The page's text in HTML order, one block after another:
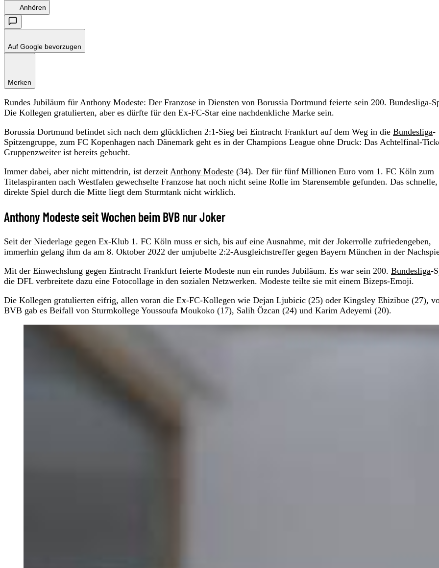
Anhören
Auf Google bevorzugen
Merken
Rundes Jubiläum für Anthony Modeste: Der Franzose in Diensten von Borussia Dortmund feierte sein 200. Bundesliga-
Die Kollegen gratulierten, aber es dürfte für den Ex-FC-Star eine nachdenkliche Marke sein.
Borussia Dortmund befindet sich nach dem glücklichen 2:1-Sieg bei Eintracht Frankfurt auf dem Weg in die Bundesliga-
Spitzengruppe, zum FC Kopenhagen nach Dänemark geht es in der Champions League ohne Druck: Das Achtelfinal-
Gruppenzweiter ist bereits gebucht.
Immer dabei, aber nicht mittendrin, ist derzeit Anthony Modeste (34). Der für fünf Millionen Euro vom 1. FC Köln zum
Titelaspiranten nach Westfalen gewechselte Franzose hat noch nicht seine Rolle im Starensemble gefunden. Das schnelle,
direkte Spiel durch die Mitte liegt dem Sturmtank nicht wirklich.
Anthony Modeste seit Wochen beim BVB nur Joker
Seit der Niederlage gegen Ex-Klub 1. FC Köln muss er sich, bis auf eine Ausnahme, mit der Jokerrolle zufriedengeben,
immerhin gelang ihm da am 8. Oktober 2022 der umjubelte 2:2-Ausgleichstreffer gegen Bayern München in der
Mit der Einwechslung gegen Eintracht Frankfurt feierte Modeste nun ein rundes Jubiläum. Es war sein 200. Bundesliga-
die DFL verbreitete dazu eine Fotocollage in den sozialen Netzwerken. Modeste teilte sie mit einem Bizeps-Emoji.
Die Kollegen gratulierten eifrig, allen voran die Ex-FC-Kollegen wie Dejan Ljubicic (25) oder Kingsley Ehizibue (27),
BVB gab es Beifall von Sturmkollege Youssoufa Moukoko (17), Salih Özcan (24) und Karim Adeyemi (20).